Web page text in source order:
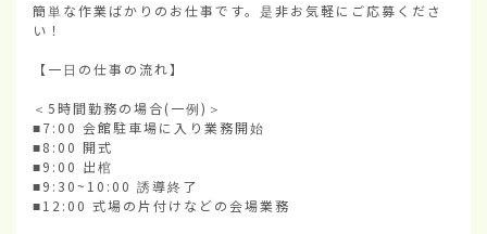
簡単な作業ばかりのお仕事です。是非お気軽にご応募くださ
い！
【一日の仕事の流れ】
＜5時間勤務の場合(一例)＞
■7:00 会館駐車場に入り業務開始
■8:00 開式
■9:00 出棺
■9:30~10:00 誘導終了
■12:00 式場の片付けなどの会場業務